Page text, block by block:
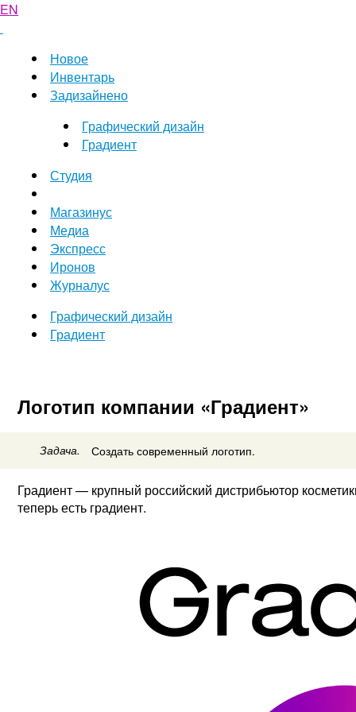
EN
Новое
Инвентарь
Задизайнено
Графический дизайн
Градиент
Студия
Магазинус
Медиа
Экспресс
Иронов
Журналус
Графический дизайн
Градиент
Логотип компании «Градиент»
Задача. Создать современный логотип.
Градиент — крупный российский дистрибьютор
теперь есть градиент.